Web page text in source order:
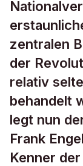
zentralen
der
relativ
behandelt
legt nun
Frank
Kenner